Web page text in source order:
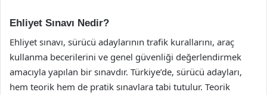
Ehliyet Sınavı Nedir?
Ehliyet sınavı, sürücü adaylarının trafik kurallarını, araç
kullanma becerilerini ve genel güvenliği değerlendirmek
amacıyla yapılan bir sınavdır. Türkiye’de, sürücü adayları,
hem teorik hem de pratik sınavlara tabi tutulur. Teorik